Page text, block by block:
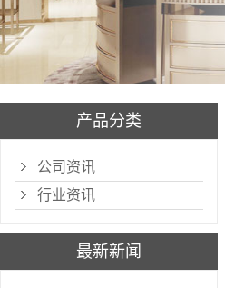
产品分类
公司资讯
行业资讯
最新新闻